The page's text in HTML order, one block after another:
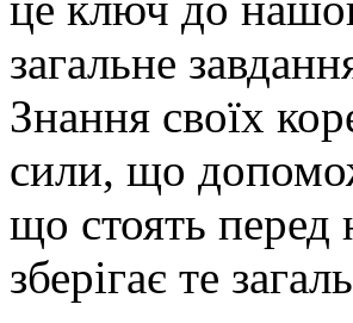
загальне
Знання своїх
сили, що
що стоять перед
зберігає те